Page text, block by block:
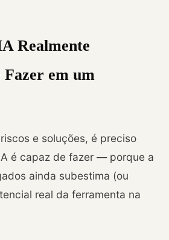
Realmente
Fazer em um
e soluções, é preciso
é capaz de fazer — porque a
ainda subestima (ou
real da ferramenta na